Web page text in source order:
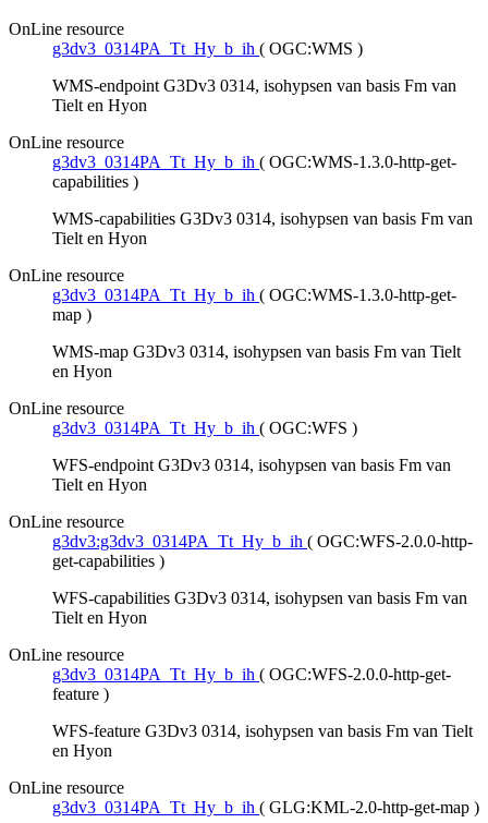
OnLine resource
g3dv3_0314PA_Tt_Hy_b_ih ( OGC:WMS )
WMS-endpoint G3Dv3 0314, isohypsen van basis Fm van
Tielt en Hyon
OnLine resource
g3dv3_0314PA_Tt_Hy_b_ih ( OGC:WMS-1.3.0-http-get-
capabilities )
WMS-capabilities G3Dv3 0314, isohypsen van basis Fm van
Tielt en Hyon
OnLine resource
g3dv3_0314PA_Tt_Hy_b_ih ( OGC:WMS-1.3.0-http-get-
map )
WMS-map G3Dv3 0314, isohypsen van basis Fm van Tielt
en Hyon
OnLine resource
g3dv3_0314PA_Tt_Hy_b_ih ( OGC:WFS )
WFS-endpoint G3Dv3 0314, isohypsen van basis Fm van
Tielt en Hyon
OnLine resource
g3dv3:g3dv3_0314PA_Tt_Hy_b_ih ( OGC:WFS-2.0.0-http-
get-capabilities )
WFS-capabilities G3Dv3 0314, isohypsen van basis Fm van
Tielt en Hyon
OnLine resource
g3dv3_0314PA_Tt_Hy_b_ih ( OGC:WFS-2.0.0-http-get-
feature )
WFS-feature G3Dv3 0314, isohypsen van basis Fm van Tielt
en Hyon
OnLine resource
g3dv3_0314PA_Tt_Hy_b_ih ( GLG:KML-2.0-http-get-map )